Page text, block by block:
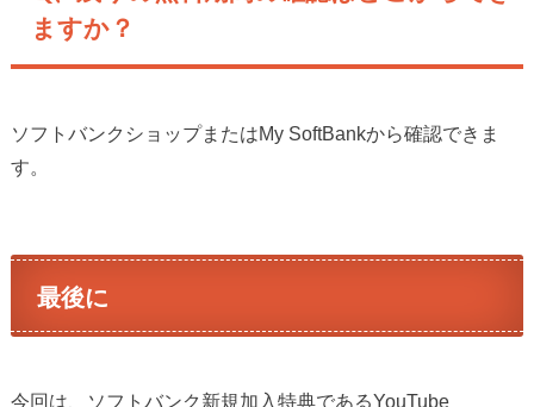
ますか？
ソフトバンクショップまたはMy SoftBankから確認できま
す。
最後に
今回は、ソフトバンク新規加入特典であるYouTube